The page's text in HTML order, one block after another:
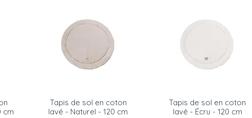
cm
Tapis de sol en coton
lavé - Naturel - 120 cm
Tapis de sol en coton
lavé - Écru - 120 cm